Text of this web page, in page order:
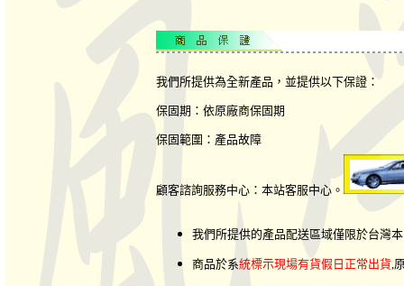
我們所提供為全新產品，並提供以下保證：
保固期：依原廠商保固期
保固範圍：產品故障
顧客諮詢服務中心：本站客服中心。
我們所提供的產品配送區域僅限於台灣
商品於系統標示現場有貨假日正常出貨,